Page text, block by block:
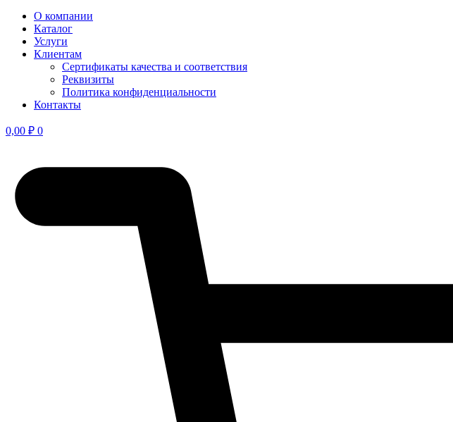
О компании
Каталог
Услуги
Клиентам
Сертификаты качества и соответствия
Реквизиты
Политика конфиден­циальности
Контакты
0,00 ₽ 0